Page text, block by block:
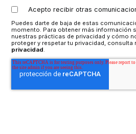
Acepto recibir otras
Puedes darte de baja de estas
momento. Para obtener más información
nuestras prácticas de privacidad y cómo
proteger y respetar tu privacidad, consulta
privacidad.